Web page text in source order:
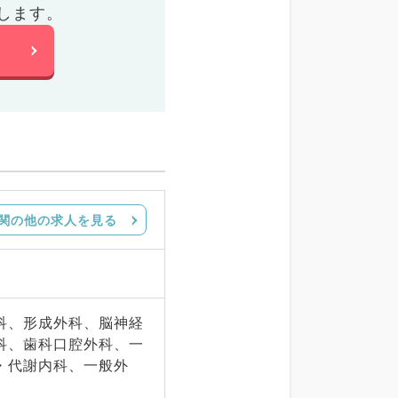
す。
の他の求人を見る
、形成外科、脳神経
、歯科口腔外科、一
代謝内科、一般外